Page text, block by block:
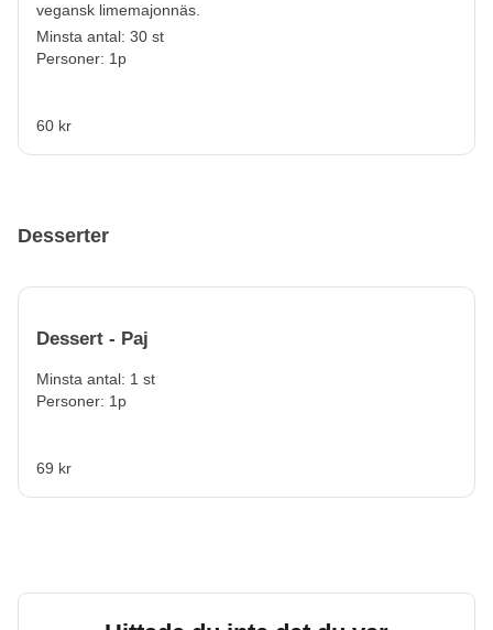
vegansk limemajonnäs.
Minsta antal: 30 st
Personer: 1p
60 kr
Desserter
Dessert - Paj
Minsta antal: 1 st
Personer: 1p
69 kr